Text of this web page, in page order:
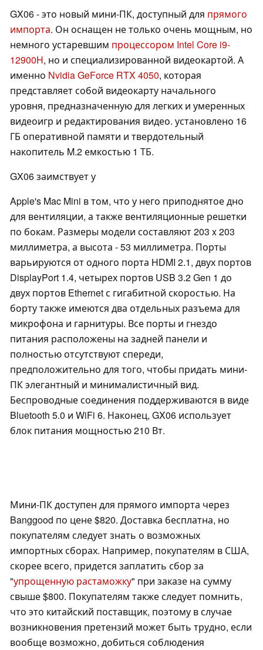
GX06 - это новый мини-ПК, доступный для прямого
импорта. Он оснащен не только очень мощным, но
немного устаревшим процессором Intel Core i9-
12900H, но и специализированной видеокартой. А
именно Nvidia GeForce RTX 4050, которая
представляет собой видеокарту начального
уровня, предназначенную для легких и умеренных
видеоигр и редактирования видео. установлено 16
ГБ оперативной памяти и твердотельный
накопитель M.2 емкостью 1 ТБ.
GX06 заимствует у
Apple's Mac Mini в том, что у него приподнятое дно
для вентиляции, а также вентиляционные решетки
по бокам. Размеры модели составляют 203 x 203
миллиметра, а высота - 53 миллиметра. Порты
варьируются от одного порта HDMI 2.1, двух портов
DisplayPort 1.4, четырех портов USB 3.2 Gen 1 до
двух портов Ethernet с гигабитной скоростью. На
борту также имеются два отдельных разъема для
микрофона и гарнитуры. Все порты и гнездо
питания расположены на задней панели и
полностью отсутствуют спереди,
предположительно для того, чтобы придать мини-
ПК элегантный и минималистичный вид.
Беспроводные соединения поддерживаются в виде
Bluetooth 5.0 и WiFi 6. Наконец, GX06 использует
блок питания мощностью 210 Вт.
Мини-ПК доступен для прямого импорта через
Banggood по цене $820. Доставка бесплатна, но
покупателям следует знать о возможных
импортных сборах. Например, покупателям в США,
скорее всего, придется заплатить сбор за
"упрощенную растаможку" при заказе на сумму
свыше $800. Покупателям также следует помнить,
что это китайский поставщик, поэтому в случае
возникновения претензий может быть трудно, если
вообще возможно, добиться соблюдения